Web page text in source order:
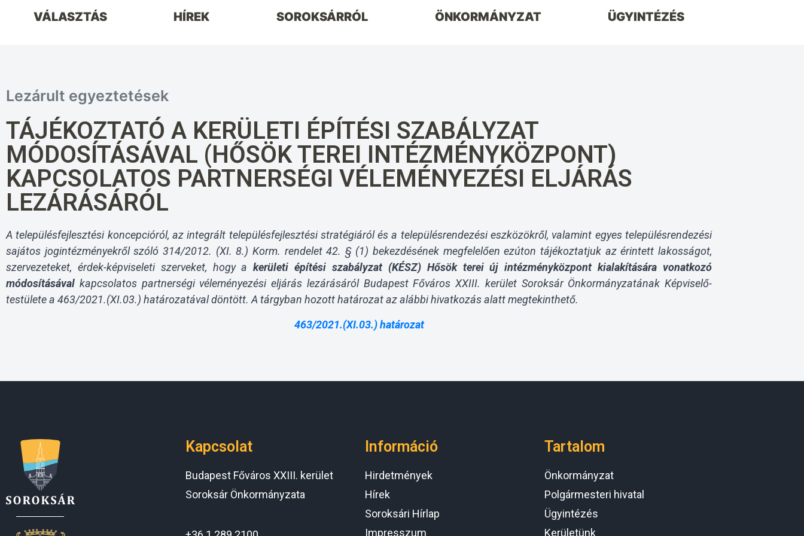
VÁLASZTÁS HÍREK SOROKSÁRRÓL ÖNKORMÁNYZAT ÜGYINTÉZÉS
Lezárult egyeztetések
TÁJÉKOZTATÓ A KERÜLETI ÉPÍTÉSI SZABÁLYZAT
MÓDOSÍTÁSÁVAL (HŐSÖK TEREI INTÉZMÉNYKÖZPONT)
KAPCSOLATOS PARTNERSÉGI VÉLEMÉNYEZÉSI ELJÁRÁS
LEZÁRÁSÁRÓL
A településfejlesztési koncepcióról, az integrált településfejlesztési stratégiáról és a településrendezési eszközökről, valamint egyes településrendezési
sajátos jogintézményekről szóló 314/2012. (XI. 8.) Korm. rendelet 42. § (1) bekezdésének megfelelően ezúton tájékoztatjuk az érintett lakosságot,
szervezeteket, érdek-képviseleti szerveket, hogy akerületi építési szabályzat (KÉSZ) Hősök terei új intézményközpont kialakítására vonatkozó
módosításával kapcsolatos partnerségi véleményezési eljárás lezárásáról Budapest Főváros XXIII. kerület Soroksár Önkormányzatának Képviselő-
testülete a 463/2021.(XI.03.) határozatával döntött. A tárgyban hozott határozat az alábbi hivatkozás alatt megtekinthető.
463/2021.(XI.03.) határozat
Kapcsolat
Budapest Főváros XXIII. kerület
Soroksár Önkormányzata
Információ
Hirdetmények
Hírek
Soroksári Hírlap
Impresszum
Tartalom
Önkormányzat
Polgármesteri hivatal
Ügyintézés
Kerületünk